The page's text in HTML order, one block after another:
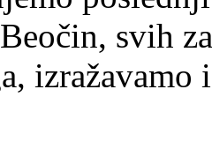
svih
izražavamo